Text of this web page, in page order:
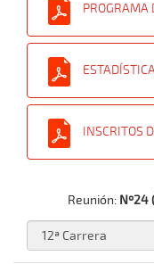
PROGRAMA
INSCRITOS
Reunión: Nº24